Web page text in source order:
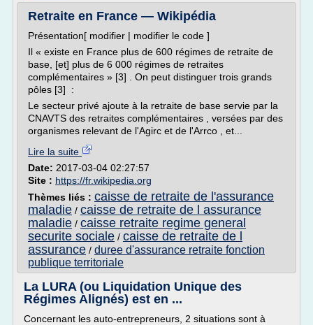
Retraite en France — Wikipédia
Présentation[ modifier | modifier le code ]
Il « existe en France plus de 600 régimes de retraite de
base, [et] plus de 6 000 régimes de retraites
complémentaires » [3] . On peut distinguer trois grands
pôles [3] :
Le secteur privé ajoute à la retraite de base servie par la
CNAVTS des retraites complémentaires , versées par des
organismes relevant de l'Agirc et de l'Arrco , et...
Lire la suite
Date: 2017-03-04 02:27:57
Site : https://fr.wikipedia.org
Thèmes liés : caisse de retraite de l'assurance
maladie / caisse de retraite de l assurance
maladie / caisse retraite regime general
securite sociale / caisse de retraite de l
assurance / duree d'assurance retraite fonction
publique territoriale
La LURA (ou Liquidation Unique des
Régimes Alignés) est en ...
Concernant les auto-entrepreneurs, 2 situations sont à